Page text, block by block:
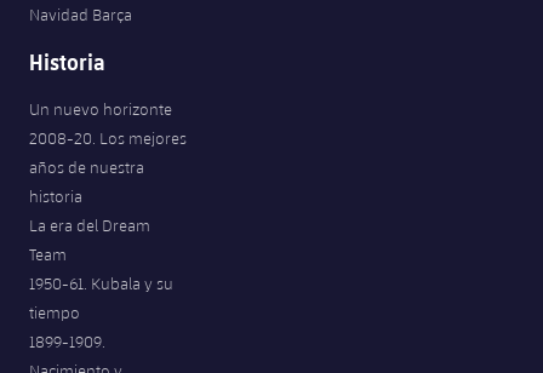
Navidad Barça
Historia
Un nuevo horizonte
2008-20. Los mejores
años de nuestra
historia
La era del Dream
Team
1950-61. Kubala y su
tiempo
1899-1909.